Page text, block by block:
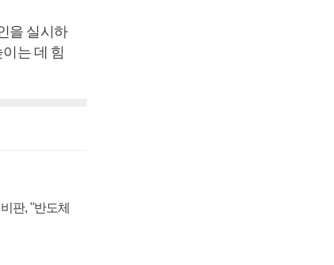
을 실시하
는 데 힘
판, "반도체